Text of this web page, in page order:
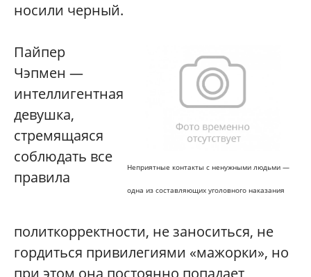
носили черный.
Неприятные контакты с ненужными людьми —
одна из составляющих уголовного наказания
Пайпер
Чэпмен —
интеллигентная
девушка,
стремящаяся
соблюдать все
правила
политкорректности, не заноситься, не
гордиться привилегиями «мажорки», но